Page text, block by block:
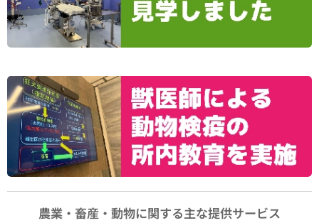
農業・畜産・動物に関する主な提供サービス